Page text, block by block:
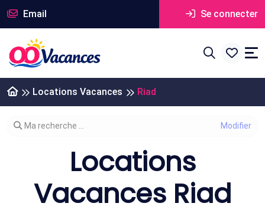
Email Se connecter
Locations Vacances Riad
Modifier votre recherche
Ma recherche ...
Locations
Vacances Riad